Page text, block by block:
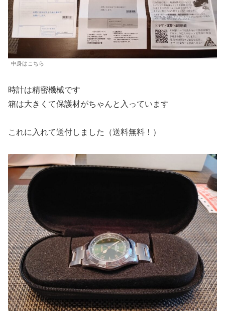
中身はこちら
時計は精密機械です
箱は大きくて保護材がちゃんと入っています
これに入れて送付しました（送料無料！）